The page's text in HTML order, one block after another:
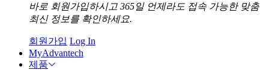
바로 회원가입하시고 365일 언제라도 접속 가능한 맞춤
최신 정보를 확인하세요.
회원가입 Log In
MyAdvantech
제품